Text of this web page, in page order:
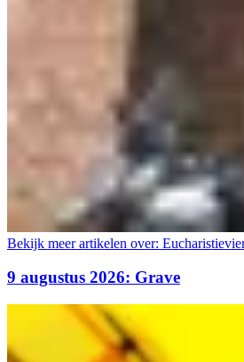
Bekijk meer artikelen over:
9 augustus 2026: Grave